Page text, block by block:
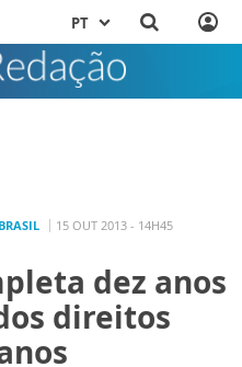
PT
BRASIL 15 OUT 2013 - 14H45
dez anos
direitos